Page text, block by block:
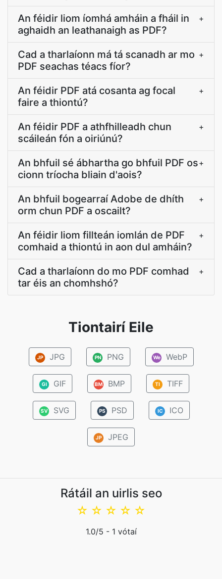
An féidir liom íomhá amháin a fháil in
aghaidh an leathanaigh as PDF?
+
Cad a tharlaíonn má tá scanadh ar mo
PDF seachas téacs fíor?
+
An féidir PDF atá cosanta ag focal
faire a thiontú?
+
An féidir PDF a athfhilleadh chun
scáileán fón a oiriúnú?
+
An bhfuil sé ábhartha go bhfuil PDF os
cionn tríocha bliain d'aois?
+
An bhfuil bogearraí Adobe de dhíth
orm chun PDF a oscailt?
+
An féidir liom fillteán iomlán de PDF
comhaid a thiontú in aon dul amháin?
+
Cad a tharlaíonn do mo PDF comhad
tar éis an chomhshó?
+
Tiontairí Eile
JP JPG PN PNG We WebP
GI GIF BM BMP TI TIFF
SV SVG PS PSD IC ICO
JP JPEG
Rátáil an uirlis seo
☆
☆
☆
☆
☆
1.0/5 - 1 vótaí